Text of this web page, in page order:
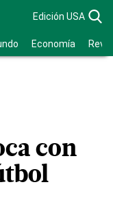
Edición USA
Economía
con